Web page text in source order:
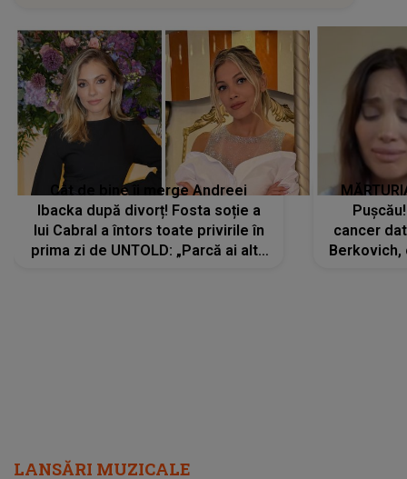
Cât de bine îi merge Andreei
Ibacka după divorț! Fosta soție a
lui Cabral a întors toate privirile în
prima zi de UNTOLD: „Parcă ai altă
cancer
Berkovich,
LANSĂRI MUZICALE